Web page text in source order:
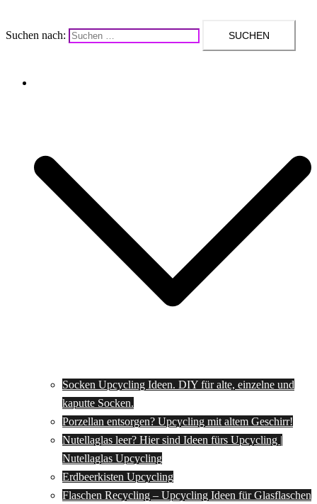
Suchen nach:
Socken Upcycling Ideen. DIY für alte, einzelne und
kaputte Socken.
Porzellan entsorgen? Upcycling mit altem Geschirr!
Nutellaglas leer? Hier sind Ideen fürs Upcycling |
Nutellaglas Upcycling
Erdbeerkisten Upcycling
Flaschen Recycling – Upcycling Ideen für Glasflaschen